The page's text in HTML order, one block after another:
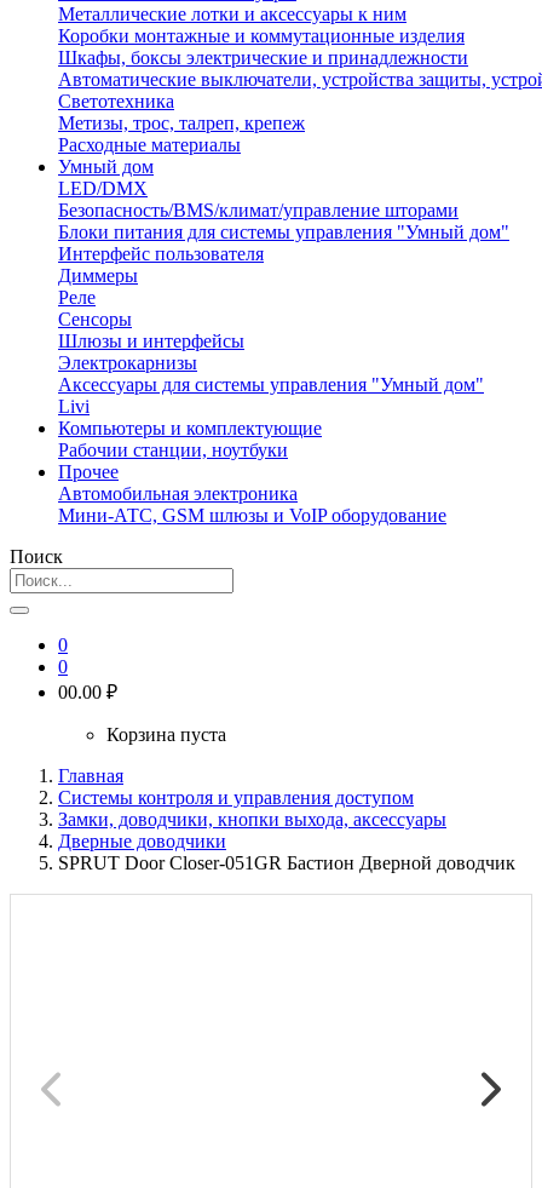
Металлические лотки и аксессуары к ним
Коробки монтажные и коммутационные изделия
Шкафы, боксы электрические и принадлежности
Автоматические выключатели, устройства защиты,
Светотехника
Метизы, трос, талреп, крепеж
Расходные материалы
Умный дом
LED/DMX
Безопасность/BMS/климат/управление шторами
Блоки питания для системы управления "Умный дом"
Интерфейс пользователя
Диммеры
Реле
Сенсоры
Шлюзы и интерфейсы
Электрокарнизы
Аксессуары для системы управления "Умный дом"
Livi
Компьютеры и комплектующие
Рабочии станции, ноутбуки
Прочее
Автомобильная электроника
Мини-АТС, GSM шлюзы и VoIP оборудование
Поиск
0
0
00.00 ₽
Корзина пуста
Главная
Системы контроля и управления доступом
Замки, доводчики, кнопки выхода, аксессуары
Дверные доводчики
SPRUT Door Closer-051GR Бастион Дверной доводчик